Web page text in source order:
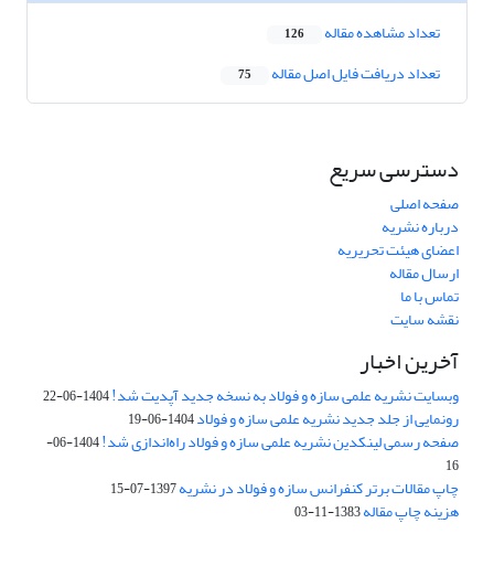
تعداد مشاهده مقاله 126
تعداد دریافت فایل اصل مقاله 75
دسترسی سریع
صفحه اصلی
درباره نشریه
اعضای هیئت تحریریه
ارسال مقاله
تماس با ما
نقشه سایت
آخرین اخبار
وبسایت نشریه علمی سازه و فولاد به نسخه جدید آپدیت شد!1404-06-22
رونمایی از جلد جدید نشریه علمی سازه و فولاد1404-06-19
صفحه رسمی لینکدین نشریه علمی سازه و فولاد راه‌اندازی شد!
1404-06-
16
چاپ مقالات برتر کنفرانس سازه و فولاد در نشریه1397-07-15
هزینه چاپ مقاله1383-11-03